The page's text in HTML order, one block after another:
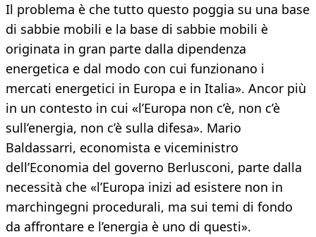
Il problema è che tutto questo poggia su una base
di sabbie mobili e la base di sabbie mobili è
originata in gran parte dalla dipendenza
energetica e dal modo con cui funzionano i
mercati energetici in Europa e in Italia». Ancor più
in un contesto in cui «l’Europa non c’è, non c’è
sull’energia, non c’è sulla difesa». Mario
Baldassarri, economista e viceministro
dell’Economia del governo Berlusconi, parte dalla
necessità che «l’Europa inizi ad esistere non in
marchingegni procedurali, ma sui temi di fondo
da affrontare e l’energia è uno di questi».